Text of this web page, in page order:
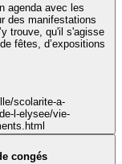
agenda avec les
des manifestations
trouve, qu'il s'agisse
fêtes, d’expositions
scolarite-a-
l-elysee/vie-
congés